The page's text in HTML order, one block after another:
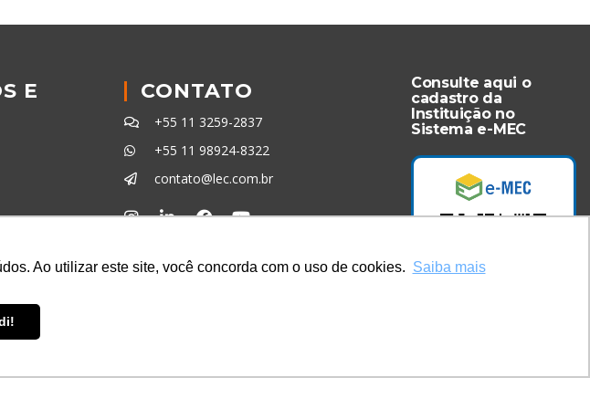
Ao utilizar este site, você concorda com o uso de cookies. Saiba mais
E
CONTATO
+55 11 3259-2837
+55 11 98924-8322
contato@lec.com.br
Consulte aqui o
cadastro da
Instituição no
Sistema e-MEC